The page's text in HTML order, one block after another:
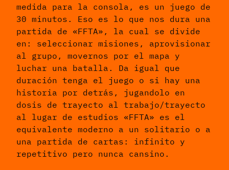
medida para la consola, es un juego de
30 minutos. Eso es lo que nos dura una
partida de «FFTA», la cual se divide
en: seleccionar misiones, aprovisionar
al grupo, movernos por el mapa y
luchar una batalla. Da igual que
duración tenga el juego o si hay una
historia por detrás, jugandolo en
dosis de trayecto al trabajo/trayecto
al lugar de estudios «FFTA» es el
equivalente moderno a un solitario o a
una partida de cartas: infinito y
repetitivo pero nunca cansino.